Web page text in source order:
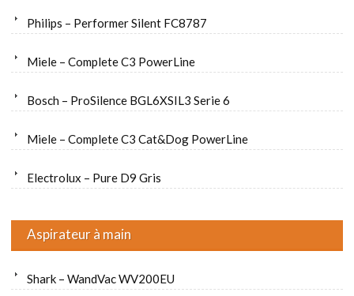
Philips – Performer Silent FC8787
Miele – Complete C3 PowerLine
Bosch – ProSilence BGL6XSIL3 Serie 6
Miele – Complete C3 Cat&Dog PowerLine
Electrolux – Pure D9 Gris
Aspirateur à main
Shark – WandVac WV200EU